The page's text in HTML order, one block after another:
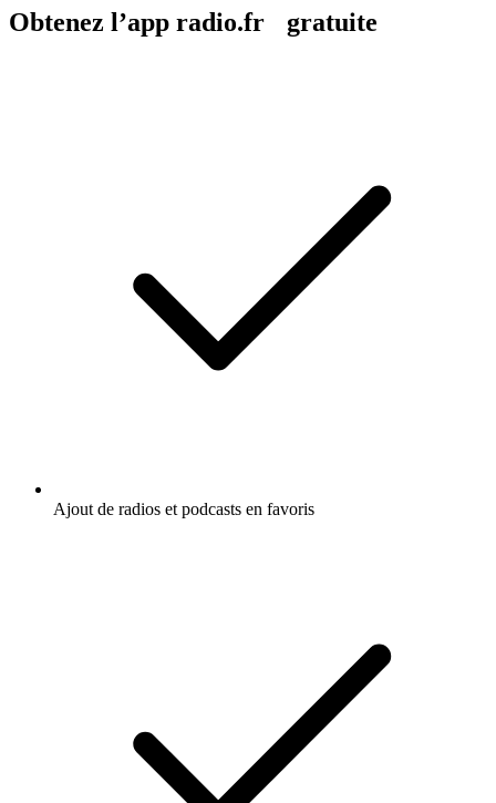
Obtenez l’app radio.fr gratuite
Ajout de radios et podcasts en favoris